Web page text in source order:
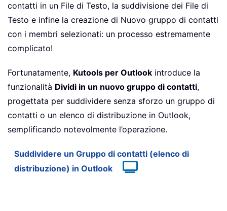
contatti in un File di Testo, la suddivisione dei File di
Testo e infine la creazione di Nuovo gruppo di contatti
con i membri selezionati: un processo estremamente
complicato!
Fortunatamente, Kutools per Outlook introduce la
funzionalità Dividi in un nuovo gruppo di contatti,
progettata per suddividere senza sforzo un gruppo di
contatti o un elenco di distribuzione in Outlook,
semplificando notevolmente l’operazione.
Suddividere un Gruppo di contatti (elenco di
distribuzione) in Outlook